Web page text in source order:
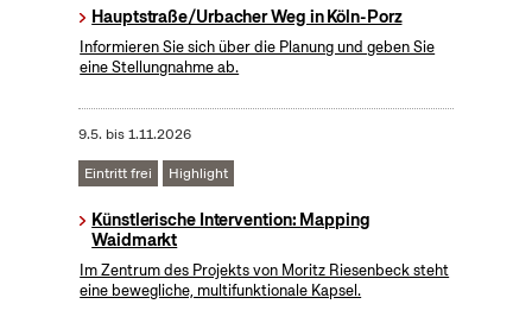
Hauptstraße/Urbacher Weg in Köln-Porz
Informieren Sie sich über die Planung und geben Sie
eine Stellungnahme ab.
9.5. bis1.11.2026
Eintritt frei Highlight
Künstlerische Intervention: Mapping
Waidmarkt
Im Zentrum des Projekts von Moritz Riesenbeck steht
eine bewegliche, multifunktionale Kapsel.